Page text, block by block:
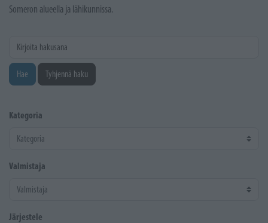
Someron alueella ja lähikunnissa.
Kirjoita hakusana
Hae Tyhjennä haku
Kategoria
Valmistaja
Järjestele